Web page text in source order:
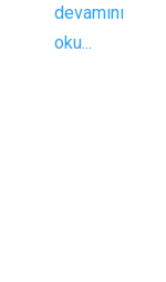
devamını
oku...